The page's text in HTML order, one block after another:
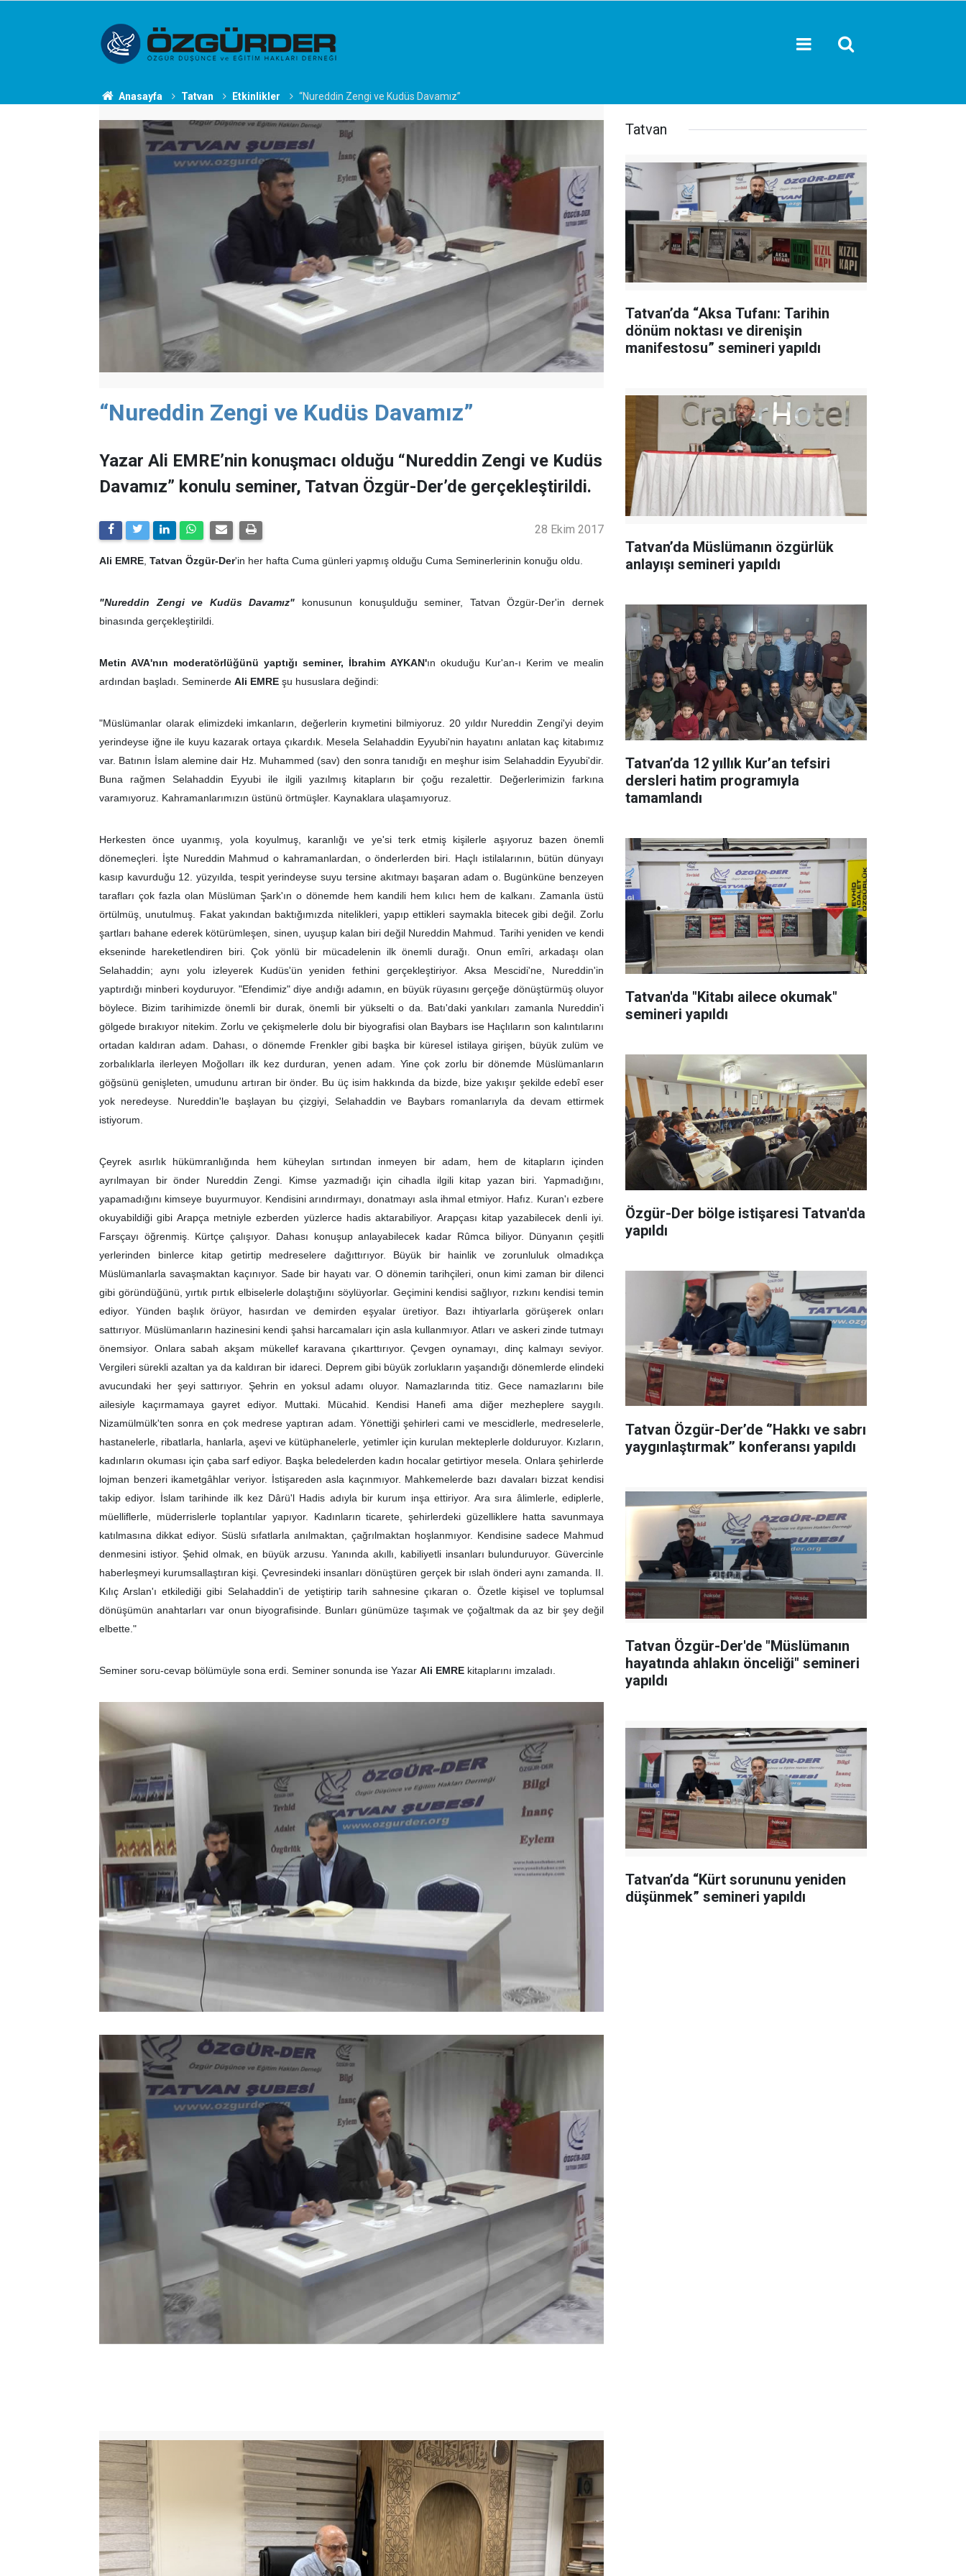
Anasayfa Tatvan Etkinlikler “Nureddin Zengi ve Kudüs Davamız”
“Nureddin Zengi ve Kudüs Davamız”
Yazar Ali EMRE’nin konuşmacı olduğu “Nureddin Zengi ve Kudüs
Davamız” konulu seminer, Tatvan Özgür-Der’de gerçekleştirildi.
28 Ekim 2017
Ali EMRE Tatvan Özgür-Der'in her hafta Cuma günleri yapmış olduğu Cuma Seminerlerinin konuğu oldu.
"Nureddin Zengi ve Kudüs Davamız" konusunun konuşulduğu seminer, Tatvan Özgür-Der'in dernek
binasında gerçekleştirildi.
Metin AVA'nın moderatörlüğünü yaptığı seminer, İbrahim AYKAN'ın okuduğu Kur'an-ı Kerim ve mealin
ardından başladı. Seminerde Ali EMRE şu hususlara değindi:
"Müslümanlar olarak elimizdeki imkanların, değerlerin kıymetini bilmiyoruz. 20 yıldır Nureddin Zengi'yi deyim
yerindeyse iğne ile kuyu kazarak ortaya çıkardık. Mesela Selahaddin Eyyubi'nin hayatını anlatan kaç kitabımız
var. Batının İslam alemine dair Hz. Muhammed (sav) den sonra tanıdığı en meşhur isim Selahaddin Eyyubi'dir.
Buna rağmen Selahaddin Eyyubi ile ilgili yazılmış kitapların bir çoğu rezalettir. Değerlerimizin farkına
varamıyoruz. Kahramanlarımızın üstünü örtmüşler. Kaynaklara ulaşamıyoruz.
Herkesten önce uyanmış, yola koyulmuş, karanlığı ve ye'si terk etmiş kişilerle aşıyoruz bazen önemli
dönemeçleri. İşte Nureddin Mahmud o kahramanlardan, o önderlerden biri. Haçlı istilalarının, bütün dünyayı
kasıp kavurduğu 12. yüzyılda, tespit yerindeyse suyu tersine akıtmayı başaran adam o. Bugünküne benzeyen
tarafları çok fazla olan Müslüman Şark'ın o dönemde hem kandili hem kılıcı hem de kalkanı. Zamanla üstü
örtülmüş, unutulmuş. Fakat yakından baktığımızda nitelikleri, yapıp ettikleri saymakla bitecek gibi değil. Zorlu
şartları bahane ederek kötürümleşen, sinen, uyuşup kalan biri değil Nureddin Mahmud. Tarihi yeniden ve kendi
ekseninde hareketlendiren biri. Çok yönlü bir mücadelenin ilk önemli durağı. Onun emîri, arkadaşı olan
Selahaddin; aynı yolu izleyerek Kudüs'ün yeniden fethini gerçekleştiriyor. Aksa Mescidi'ne, Nureddin'in
yaptırdığı minberi koyduruyor. "Efendimiz" diye andığı adamın, en büyük rüyasını gerçeğe dönüştürmüş oluyor
böylece. Bizim tarihimizde önemli bir durak, önemli bir yükselti o da. Batı'daki yankıları zamanla Nureddin'i
gölgede bırakıyor nitekim. Zorlu ve çekişmelerle dolu bir biyografisi olan Baybars ise Haçlıların son kalıntılarını
ortadan kaldıran adam. Dahası, o dönemde Frenkler gibi başka bir küresel istilaya girişen, büyük zulüm ve
zorbalıklarla ilerleyen Moğolları ilk kez durduran, yenen adam. Yine çok zorlu bir dönemde Müslümanların
göğsünü genişleten, umudunu artıran bir önder. Bu üç isim hakkında da bizde, bize yakışır şekilde edebî eser
yok neredeyse. Nureddin'le başlayan bu çizgiyi, Selahaddin ve Baybars romanlarıyla da devam ettirmek
istiyorum.
Çeyrek asırlık hükümranlığında hem küheylan sırtından inmeyen bir adam, hem de kitapların içinden
ayrılmayan bir önder Nureddin Zengi. Kimse yazmadığı için cihadla ilgili kitap yazan biri. Yapmadığını,
yapamadığını kimseye buyurmuyor. Kendisini arındırmayı, donatmayı asla ihmal etmiyor. Hafız. Kuran'ı ezbere
okuyabildiği gibi Arapça metniyle ezberden yüzlerce hadis aktarabiliyor. Arapçası kitap yazabilecek denli iyi.
Farsçayı öğrenmiş. Kürtçe çalışıyor. Dahası konuşup anlayabilecek kadar Rûmca biliyor. Dünyanın çeşitli
yerlerinden binlerce kitap getirtip medreselere dağıttırıyor. Büyük bir hainlik ve zorunluluk olmadıkça
Müslümanlarla savaşmaktan kaçınıyor. Sade bir hayatı var. O dönemin tarihçileri, onun kimi zaman bir dilenci
gibi göründüğünü, yırtık pırtık elbiselerle dolaştığını söylüyorlar. Geçimini kendisi sağlıyor, rızkını kendisi temin
ediyor. Yünden başlık örüyor, hasırdan ve demirden eşyalar üretiyor. Bazı ihtiyarlarla görüşerek onları
sattırıyor. Müslümanların hazinesini kendi şahsi harcamaları için asla kullanmıyor. Atları ve askeri zinde tutmayı
önemsiyor. Onlara sabah akşam mükellef karavana çıkarttırıyor. Çevgen oynamayı, dinç kalmayı seviyor.
Vergileri sürekli azaltan ya da kaldıran bir idareci. Deprem gibi büyük zorlukların yaşandığı dönemlerde elindeki
avucundaki her şeyi sattırıyor. Şehrin en yoksul adamı oluyor. Namazlarında titiz. Gece namazlarını bile
ailesiyle kaçırmamaya gayret ediyor. Muttaki. Mücahid. Kendisi Hanefi ama diğer mezheplere saygılı.
Nizamülmülk'ten sonra en çok medrese yaptıran adam. Yönettiği şehirleri cami ve mescidlerle, medreselerle,
hastanelerle, ribatlarla, hanlarla, aşevi ve kütüphanelerle, yetimler için kurulan mekteplerle dolduruyor. Kızların,
kadınların okuması için çaba sarf ediyor. Başka beledelerden kadın hocalar getirtiyor mesela. Onlara şehirlerde
lojman benzeri ikametgâhlar veriyor. İstişareden asla kaçınmıyor. Mahkemelerde bazı davaları bizzat kendisi
takip ediyor. İslam tarihinde ilk kez Dârü'l Hadis adıyla bir kurum inşa ettiriyor. Ara sıra âlimlerle, ediplerle,
müelliflerle, müderrislerle toplantılar yapıyor. Kadınların ticarete, şehirlerdeki güzelliklere hatta savunmaya
katılmasına dikkat ediyor. Süslü sıfatlarla anılmaktan, çağrılmaktan hoşlanmıyor. Kendisine sadece Mahmud
denmesini istiyor. Şehid olmak, en büyük arzusu. Yanında akıllı, kabiliyetli insanları bulunduruyor. Güvercinle
haberleşmeyi kurumsallaştıran kişi. Çevresindeki insanları dönüştüren gerçek bir ıslah önderi aynı zamanda. II.
Kılıç Arslan'ı etkilediği gibi Selahaddin'i de yetiştirip tarih sahnesine çıkaran o. Özetle kişisel ve toplumsal
dönüşümün anahtarları var onun biyografisinde. Bunları günümüze taşımak ve çoğaltmak da az bir şey değil
elbette."
Seminer soru-cevap bölümüyle sona erdi. Seminer sonunda ise Yazar Ali EMRE kitaplarını imzaladı.
Tatvan
Tatvan’da “Aksa Tufanı: Tarihin
dönüm noktası ve direnişin
manifestosu” semineri yapıldı
Tatvan’da Müslümanın özgürlük
anlayışı semineri yapıldı
Tatvan’da 12 yıllık Kur’an tefsiri
dersleri hatim programıyla
tamamlandı
Tatvan'da "Kitabı ailece okumak"
semineri yapıldı
Özgür-Der bölge istişaresi Tatvan'da
yapıldı
Tatvan Özgür-Der’de ‘’Hakkı ve sabrı
yaygınlaştırmak’’ konferansı yapıldı
Tatvan Özgür-Der'de "Müslümanın
hayatında ahlakın önceliği" semineri
yapıldı
Tatvan’da “Kürt sorununu yeniden
düşünmek” semineri yapıldı